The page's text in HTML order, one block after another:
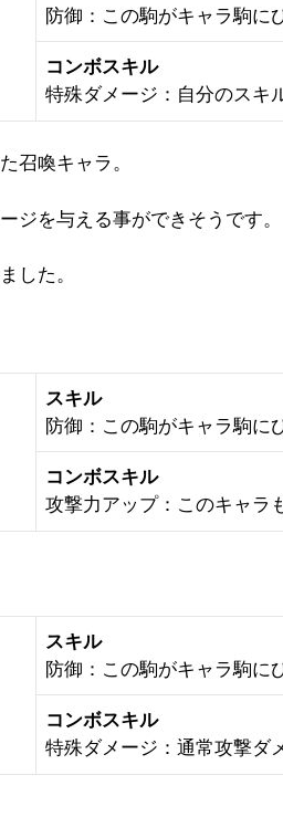
防御：この駒がキャラ駒に
コンボスキル
特殊ダメージ：自分のスキ
召喚キャラ。
ジを与える事ができそうです。
した。
スキル
防御：この駒がキャラ駒に
コンボスキル
攻撃力アップ：このキャラ
スキル
防御：この駒がキャラ駒に
コンボスキル
特殊ダメージ：通常攻撃ダ